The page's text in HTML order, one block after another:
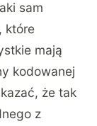
sam
które
mają
kodowanej
że tak
z